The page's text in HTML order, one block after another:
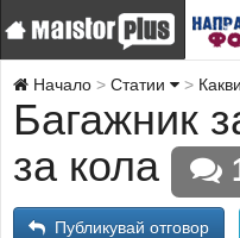
Начало Статии
Багажник
за кола
Публикувай отговор